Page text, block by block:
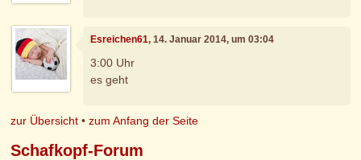
Esreichen61, 14. Januar 2014, um 03:04
3:00 Uhr
es geht
zur Übersicht •zum Anfang der Seite
Schafkopf-Forum